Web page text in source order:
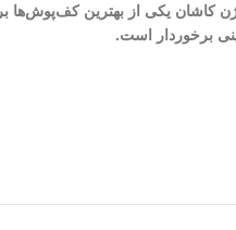
استفاده می‌شود. ویژن کاشان یکی از
برخوردار است.